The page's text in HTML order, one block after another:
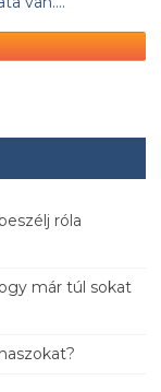
róla
már túl sokat